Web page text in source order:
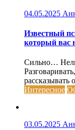
04.05.2025
Известный
который вас
Сильно…
рассказывать
Интересное
03.05.2025